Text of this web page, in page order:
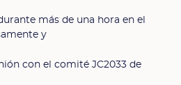
más de una hora en el
y
con el comité JC2033 de